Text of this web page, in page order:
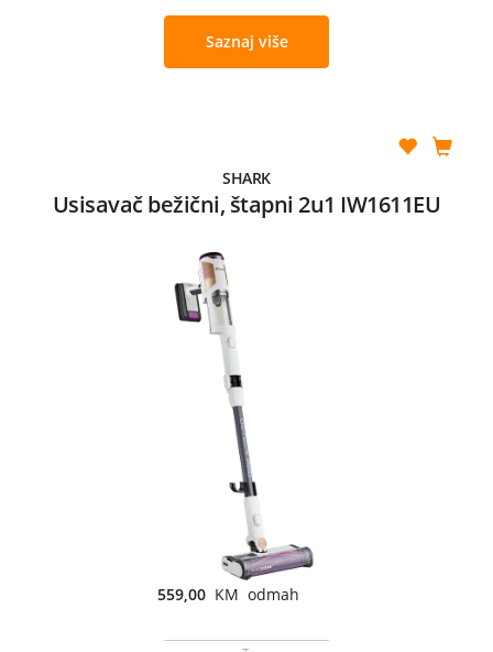
Saznaj više
SHARK
Usisavač bežični, štapni 2u1 IW1611EU
559,00 KM odmah